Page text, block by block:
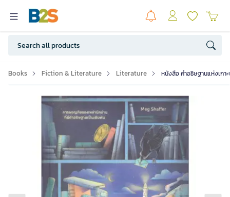
Books Fiction & Literature Literature หนังสือ คำอธิษฐานแห่งเกา